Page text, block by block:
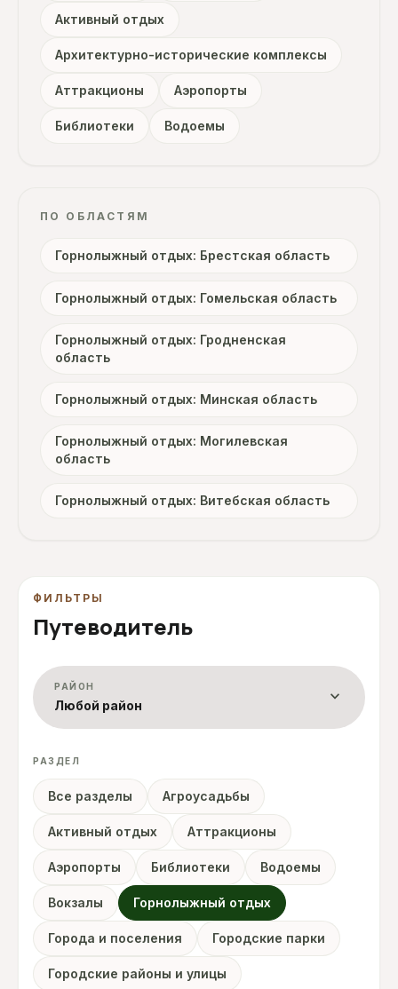
Активный отдых
Архитектурно-исторические комплексы
Аттракционы Аэропорты
Библиотеки Водоемы
ПО ОБЛАСТЯМ
Горнолыжный отдых: Брестская область
Горнолыжный отдых: Гомельская область
Горнолыжный отдых: Гродненская
область
Горнолыжный отдых: Минская область
Горнолыжный отдых: Могилевская
область
Горнолыжный отдых: Витебская область
ФИЛЬТРЫ
Путеводитель
РАЙОН
Любой район expand_more
РАЗДЕЛ
Все разделы Агроусадьбы
Активный отдых Аттракционы
Аэропорты Библиотеки Водоемы
Вокзалы Горнолыжный отдых
Города и поселения Городские парки
Городские районы и улицы